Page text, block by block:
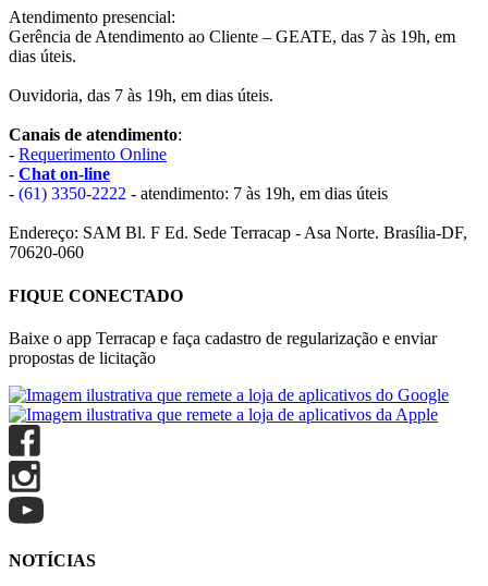
Atendimento presencial:
Gerência de Atendimento ao Cliente – GEATE, das 7 às 19h, em
dias úteis.
Ouvidoria, das 7 às 19h, em dias úteis.
Canais de atendimento:
- Requerimento Online
- Chat on-line
- (61) 3350-2222 - atendimento: 7 às 19h, em dias úteis
Endereço: SAM Bl. F Ed. Sede Terracap - Asa Norte. Brasília-DF,
70620-060
FIQUE CONECTADO
Baixe o app Terracap e faça cadastro de regularização e enviar
propostas de licitação
NOTÍCIAS